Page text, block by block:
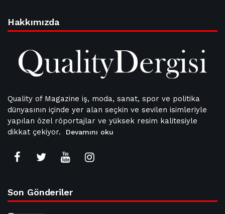
Hakkımızda
Quality of Magazine iş, moda, sanat, spor ve politika
dünyasının içinde yer alan seçkin ve sevilen isimleriyle
yapılan özel röportajlar ve yüksek resim kalitesiyle
dikkat çekiyor.
Devamını oku
Son Gönderiler